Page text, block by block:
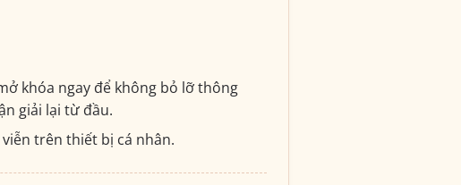
khóa ngay để không bỏ lỡ thông
giải lại từ đầu.
trên thiết bị cá nhân.